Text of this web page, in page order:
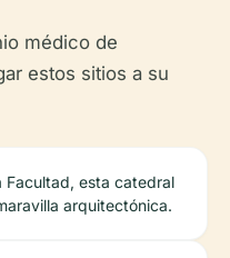
médico de
estos sitios a su
Facultad, esta catedral
arquitectónica.